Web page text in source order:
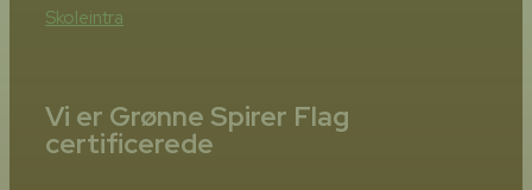
Skoleintra
Vi er Grønne Spirer Flag
certificerede